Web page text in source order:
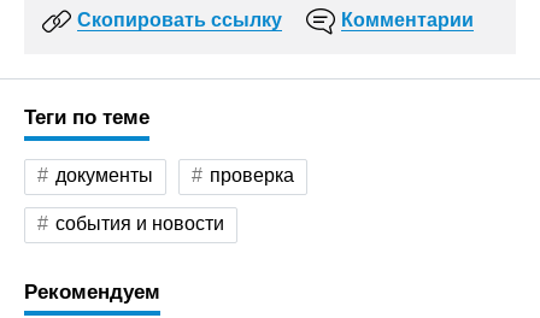
Скопировать ссылку Комментарии
Теги по теме
документы проверка
события и новости
Рекомендуем